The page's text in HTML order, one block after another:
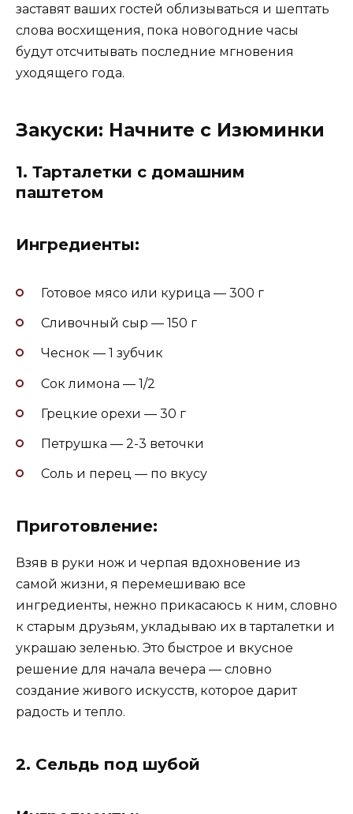
заставят ваших гостей облизываться и шептать
слова восхищения, пока новогодние часы
будут отсчитывать последние мгновения
уходящего года.
Закуски: Начните с Изюминки
1. Тарталетки с домашним
паштетом
Ингредиенты:
Готовое мясо или курица — 300 г
Сливочный сыр — 150 г
Чеснок — 1 зубчик
Сок лимона — 1/2
Грецкие орехи — 30 г
Петрушка — 2-3 веточки
Соль и перец — по вкусу
Приготовление:
Взяв в руки нож и черпая вдохновение из
самой жизни, я перемешиваю все
ингредиенты, нежно прикасаюсь к ним, словно
к старым друзьям, укладываю их в тарталетки и
украшаю зеленью. Это быстрое и вкусное
решение для начала вечера — словно
создание живого искусств, которое дарит
радость и тепло.
2. Сельдь под шубой